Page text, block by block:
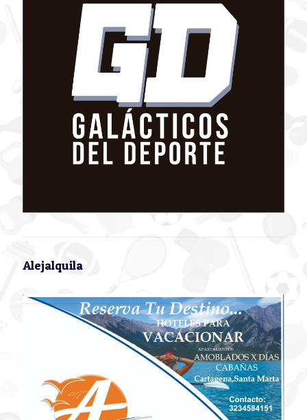
Alejalquila